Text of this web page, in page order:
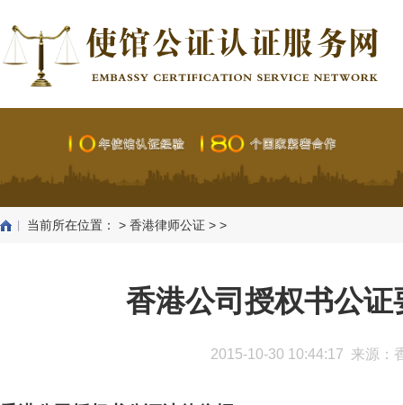
当前所在位置： > 香港律师公证 > >
香港公司授权书公
2015-10-30 10:44:17 来源：